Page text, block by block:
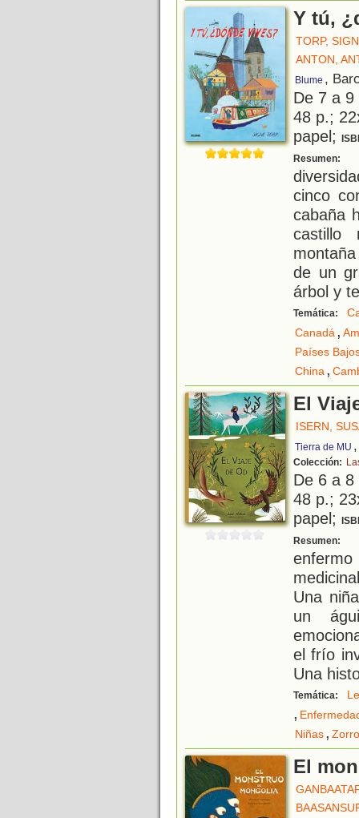
Y tú,
TORP,
ANTON,
Blume ,
De 7 a
48 p.;
papel;
Resumen:
cinco
cabaña
castillo
de un
árbol y
Temática:
Canadá,
Países
China,
El
ISERN,
Tierra de MU
Colección:
De 6 a
48 p.;
papel;
Resumen:
Una
un
el frío
Una
Temática:
,
Niñas,
El